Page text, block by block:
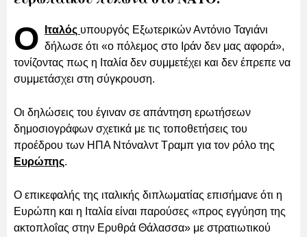
Ο Ιταλός υπουργός Εξωτερικών Αντόνιο Ταγιάνι
δήλωσε ότι «ο πόλεμος στο Ιράν δεν μας αφορά»,
τονίζοντας πως η Ιταλία δεν συμμετέχει και δεν έπρεπε να
συμμετάσχει στη σύγκρουση.
Οι δηλώσεις του έγιναν σε απάντηση ερωτήσεων
δημοσιογράφων σχετικά με τις τοποθετήσεις του
προέδρου των ΗΠΑ Ντόναλντ Τραμπ για τον ρόλο της
Ευρώπης.
Ο επικεφαλής της ιταλικής διπλωματίας επισήμανε ότι η
Ευρώπη και η Ιταλία είναι παρούσες «προς εγγύηση της
ακτοπλοΐας στην Ερυθρά Θάλασσα» με στρατιωτικού